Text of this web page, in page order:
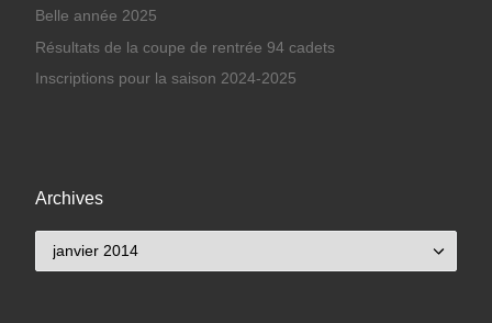
Belle année 2025
Résultats de la coupe de rentrée 94 cadets
Inscriptions pour la saison 2024-2025
Archives